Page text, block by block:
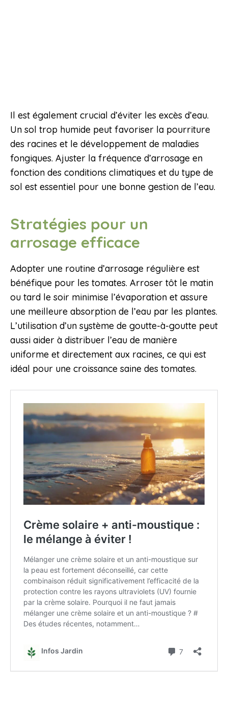
Il est également crucial d’éviter les excès d’eau.
Un sol trop humide peut favoriser la pourriture
des racines et le développement de maladies
fongiques. Ajuster la fréquence d’arrosage en
fonction des conditions climatiques et du type de
sol est essentiel pour une bonne gestion de l’eau.
Stratégies pour un
arrosage efficace
Adopter une routine d’arrosage régulière est
bénéfique pour les tomates. Arroser tôt le matin
ou tard le soir minimise l’évaporation et assure
une meilleure absorption de l’eau par les plantes.
L’utilisation d’un système de goutte-à-goutte peut
aussi aider à distribuer l’eau de manière
uniforme et directement aux racines, ce qui est
idéal pour une croissance saine des tomates.